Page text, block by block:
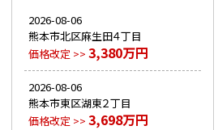
2026-08-06
熊本市北区麻生田４丁目
価格改定 >> 3,380万円
2026-08-06
熊本市東区湖東２丁目
価格改定 >> 3,698万円